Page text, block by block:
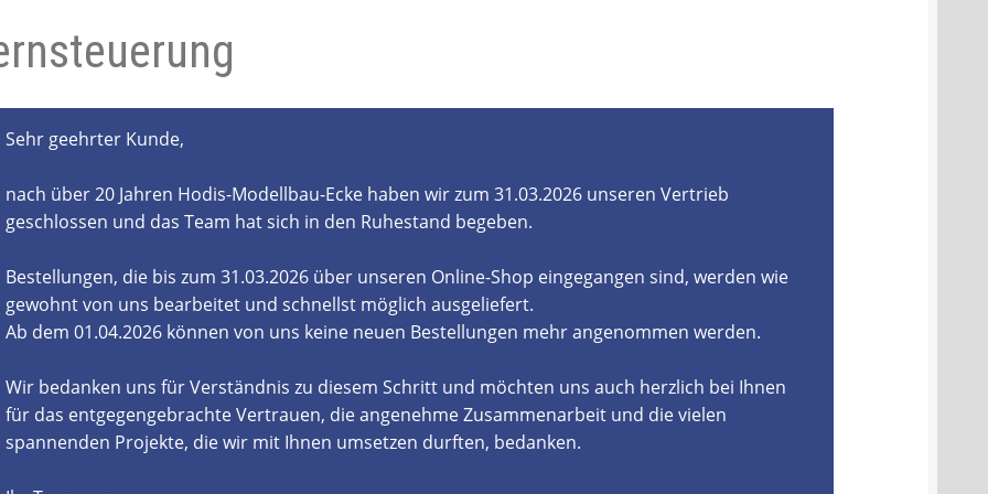
und Elektronikgeräte Verordnung
Sehr geehrter Kunde,
nach über 20 Jahren Hodis-Modellbau-Ecke haben wir zum 31.03.2026 unseren Vertrieb
geschlossen und das Team hat sich in den Ruhestand begeben.
Bestellungen, die bis zum 31.03.2026 über unseren Online-Shop eingegangen sind, werden wie
gewohnt von uns bearbeitet und schnellst möglich ausgeliefert.
Ab dem 01.04.2026 können von uns keine neuen Bestellungen mehr angenommen werden.
Wir bedanken uns für Verständnis zu diesem Schritt und möchten uns auch herzlich bei Ihnen
für das entgegengebrachte Vertrauen, die angenehme Zusammenarbeit und die vielen
spannenden Projekte, die wir mit Ihnen umsetzen durften, bedanken.